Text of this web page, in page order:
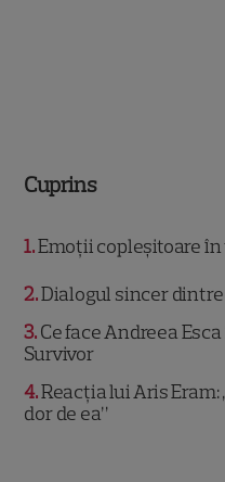
Cuprins
1 Emoții copleșitoare
2 Dialogul sincer
3 Ce face Andreea
Survivor
4 Reacția lui Aris
dor de ea”